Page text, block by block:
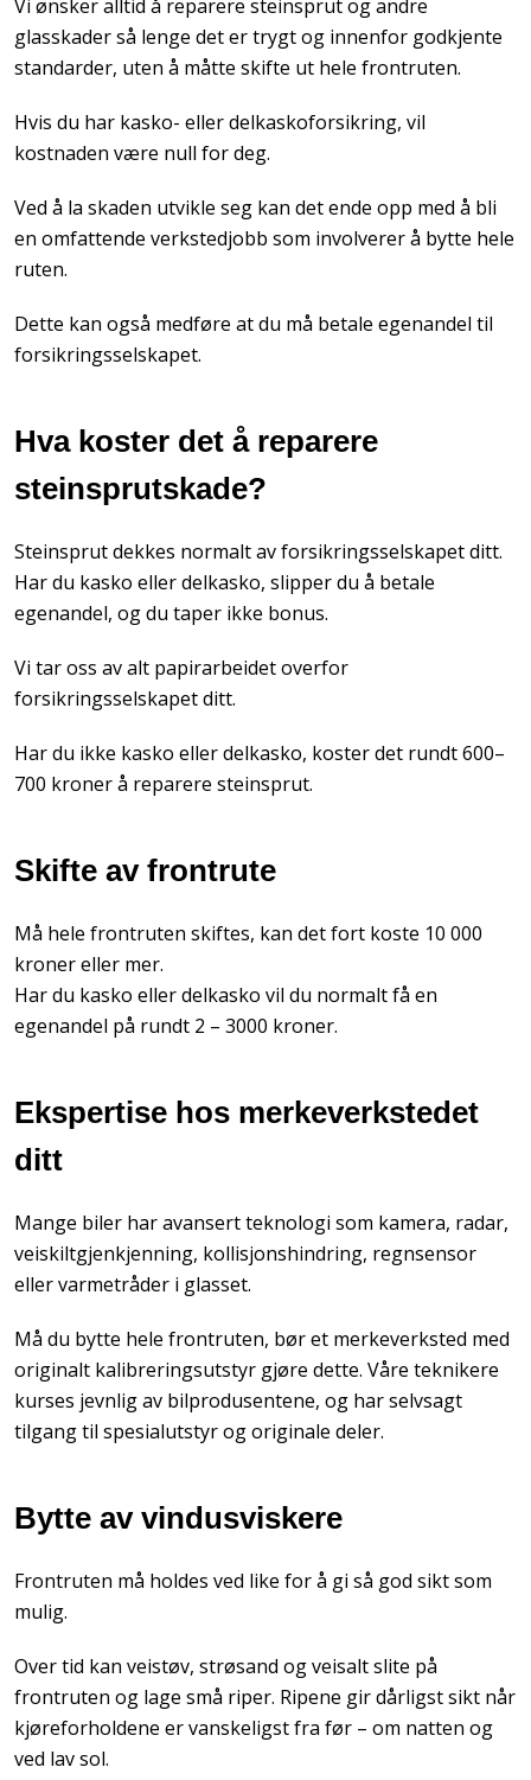
Vi ønsker alltid å reparere steinsprut og andre
glasskader så lenge det er trygt og innenfor godkjente
standarder, uten å måtte skifte ut hele frontruten.
Hvis du har kasko- eller delkaskoforsikring, vil
kostnaden være null for deg.
Ved å la skaden utvikle seg kan det ende opp med å bli
en omfattende verkstedjobb som involverer å bytte hele
ruten.
Dette kan også medføre at du må betale egenandel til
forsikringsselskapet.
Hva koster det å reparere
steinsprutskade?
Steinsprut dekkes normalt av forsikringsselskapet ditt.
Har du kasko eller delkasko, slipper du å betale
egenandel, og du taper ikke bonus.
Vi tar oss av alt papirarbeidet overfor
forsikringsselskapet ditt.
Har du ikke kasko eller delkasko, koster det rundt 600–
700 kroner å reparere steinsprut.
Skifte av frontrute
Må hele frontruten skiftes, kan det fort koste 10 000
kroner eller mer.
Har du kasko eller delkasko vil du normalt få en
egenandel på rundt 2 – 3000 kroner.
Ekspertise hos merkeverkstedet
ditt
Mange biler har avansert teknologi som kamera, radar,
veiskiltgjenkjenning, kollisjonshindring, regnsensor
eller varmetråder i glasset.
Må du bytte hele frontruten, bør et merkeverksted med
originalt kalibreringsutstyr gjøre dette. Våre teknikere
kurses jevnlig av bilprodusentene, og har selvsagt
tilgang til spesialutstyr og originale deler.
Bytte av vindusviskere
Frontruten må holdes ved like for å gi så god sikt som
mulig.
Over tid kan veistøv, strøsand og veisalt slite på
frontruten og lage små riper. Ripene gir dårligst sikt når
kjøreforholdene er vanskeligst fra før – om natten og
ved lav sol.